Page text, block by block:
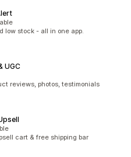
low stock - all in one app.
UGC
reviews, photos, testimonials
cart & free shipping bar